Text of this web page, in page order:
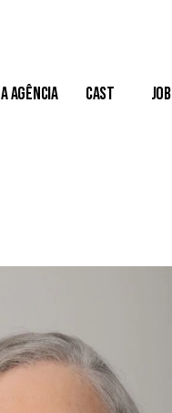
A Agência Cast